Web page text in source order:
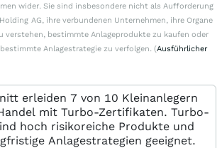
wider. Sie sind insbesondere nicht als Aufforderung
AG, ihre verbundenen Unternehmen, ihre Organe
verstehen, bestimmte Anlageprodukte zu kaufen oder
Anlagestrategie zu verfolgen. (Ausführlicher
erleiden 7 von 10 Kleinanlegern
mit Turbo-Zertifikaten. Turbo-
hoch risikoreiche Produkte und
Anlagestrategien geeignet.